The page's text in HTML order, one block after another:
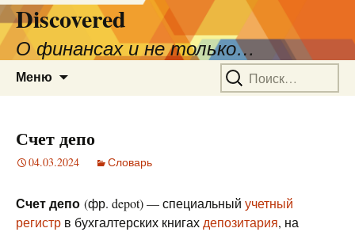
Discovered
О финансах и не только…
Меню Найти:
Счет депо
04.03.2024 Словарь
Счет депо (фр. depot) — специальный учетный
регистр в бухгалтерских книгах депозитария, на